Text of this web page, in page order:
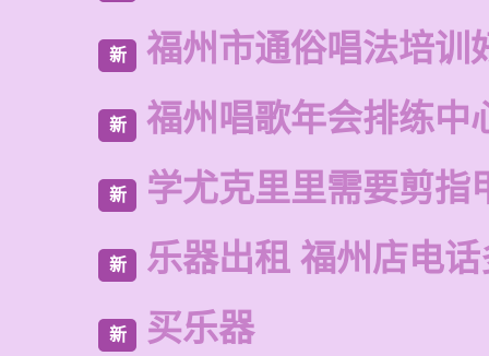
新 福州市通俗唱法培训
新 福州唱歌年会排练中
新 学尤克里里需要剪指
新 乐器出租 福州店电
新 买乐器